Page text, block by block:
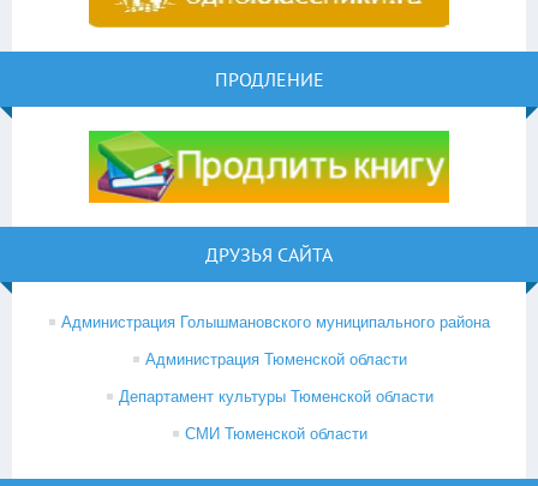
ПРОДЛЕНИЕ
ДРУЗЬЯ САЙТА
Администрация Голышмановского муниципального района
Администрация Тюменской области
Департамент культуры Тюменской области
СМИ Тюменской области